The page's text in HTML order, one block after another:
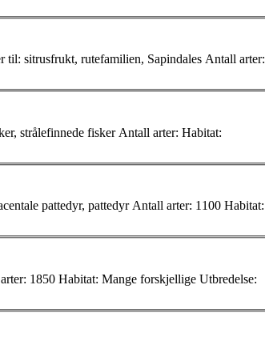
Litt om Appelsin Appelsin Appelsiner Vitenskapelig(e) navn: Citrus sinensis Norsk(e) navn: appelsin Hører til: sitrusfrukt, rutefamilien, Sapindales Antall arter:
Litt om Krøkle Krøkle Vitenskapelig(e) navn: Osmerus eperlanus Norsk(e) navn: krøkle Hører til: loddefisker, strålefinnede fisker Antall arter: Habitat:
Litt om Flaggermus Flaggermus Vitenskapelig(e) navn: Chiroptera Norsk(e) navn: flaggermus Hører til: placentale pattedyr, pattedyr Antall arter: 1100 Habitat:
arter: 1850 Habitat: Mange forskjellige Utbredelse: